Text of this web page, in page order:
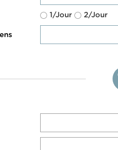
1/Jour 2/Jour